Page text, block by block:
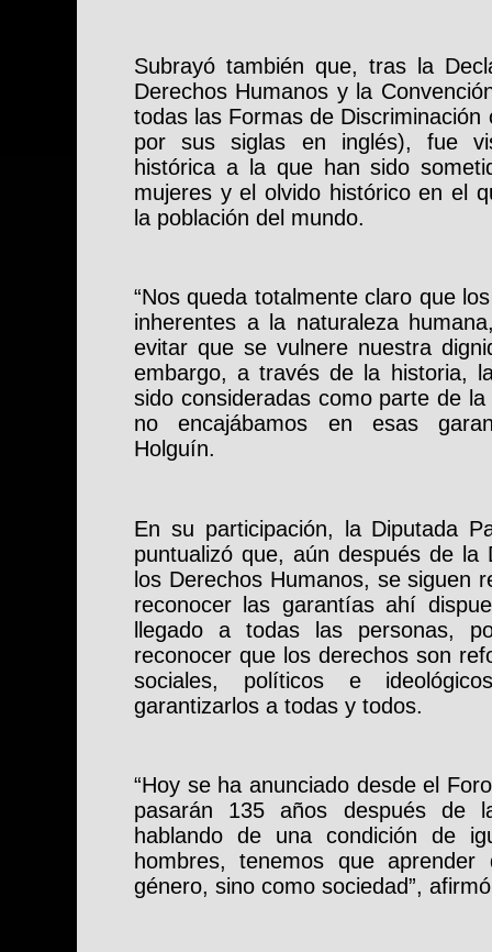
Subrayó también que, tras la
Derechos Humanos y la
todas las Formas de Discriminación
por sus siglas en inglés), fue
histórica a la que han sido
mujeres y el olvido histórico en el
la población del mundo.
“Nos queda totalmente claro que
inherentes a la naturaleza
evitar que se vulnere nuestra
embargo, a través de la historia,
sido consideradas como parte de
no encajábamos en esas
Holguín.
En su participación, la Diputada
puntualizó que, aún después de la
los Derechos Humanos, se siguen
reconocer las garantías ahí
llegado a todas las personas,
reconocer que los derechos son
sociales, políticos e
garantizarlos a todas y todos.
“Hoy se ha anunciado desde el
pasarán 135 años después de
hablando de una condición de
hombres, tenemos que
género, sino como sociedad”,